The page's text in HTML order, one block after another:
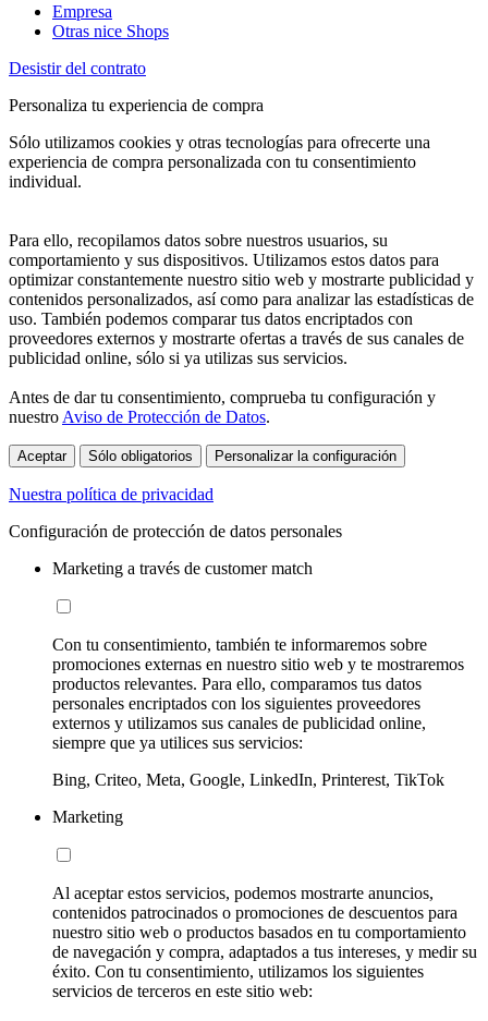
Empresa
Otras nice Shops
Desistir del contrato
Personaliza tu experiencia de compra
Sólo utilizamos cookies y otras tecnologías para ofrecerte una
experiencia de compra personalizada con tu consentimiento
individual.
Para ello, recopilamos datos sobre nuestros usuarios, su
comportamiento y sus dispositivos. Utilizamos estos datos para
optimizar constantemente nuestro sitio web y mostrarte publicidad y
contenidos personalizados, así como para analizar las estadísticas de
uso. También podemos comparar tus datos encriptados con
proveedores externos y mostrarte ofertas a través de sus canales de
publicidad online, sólo si ya utilizas sus servicios.
Antes de dar tu consentimiento, comprueba tu configuración y
nuestro Aviso de Protección de Datos.
Aceptar Sólo obligatorios Personalizar la configuración
Nuestra política de privacidad
Configuración de protección de datos personales
Marketing a través de customer match
Con tu consentimiento, también te informaremos sobre
promociones externas en nuestro sitio web y te mostraremos
productos relevantes. Para ello, comparamos tus datos
personales encriptados con los siguientes proveedores
externos y utilizamos sus canales de publicidad online,
siempre que ya utilices sus servicios:
Bing, Criteo, Meta, Google, LinkedIn, Printerest, TikTok
Marketing
Al aceptar estos servicios, podemos mostrarte anuncios,
contenidos patrocinados o promociones de descuentos para
nuestro sitio web o productos basados en tu comportamiento
de navegación y compra, adaptados a tus intereses, y medir su
éxito. Con tu consentimiento, utilizamos los siguientes
servicios de terceros en este sitio web: